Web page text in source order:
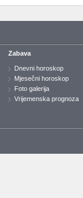
Zabava
Dnevni horoskop
Mjesečni horoskop
Foto galerija
Vrijemenska prognoza